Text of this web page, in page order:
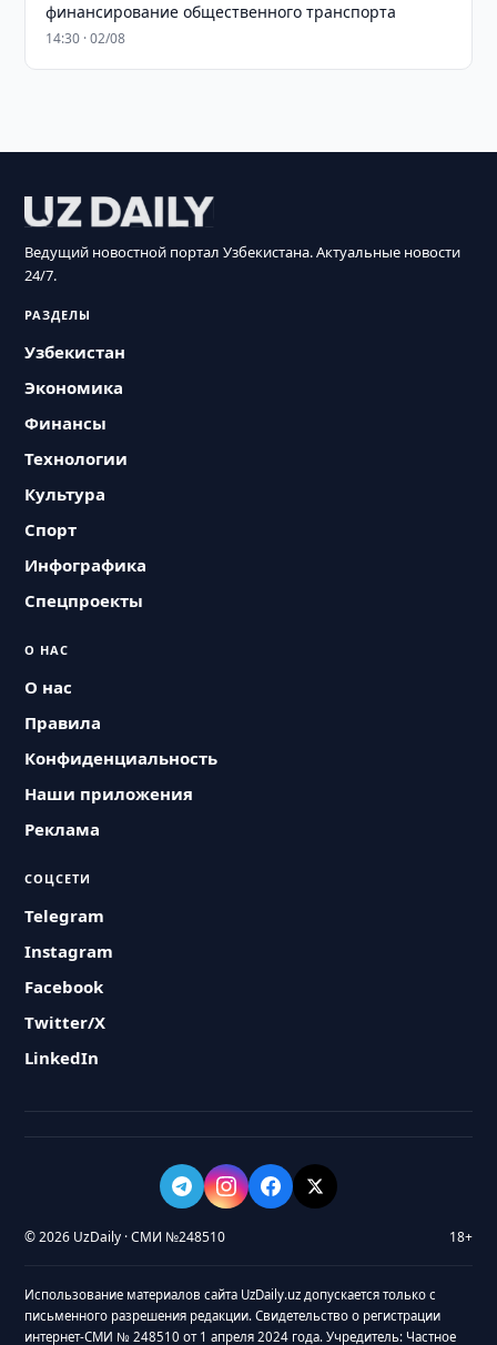
финансирование общественного транспорта
14:30 · 02/08
Ведущий новостной портал Узбекистана. Актуальные новости
24/7.
РАЗДЕЛЫ
Узбекистан
Экономика
Финансы
Технологии
Культура
Спорт
Инфографика
Спецпроекты
О НАС
О нас
Правила
Конфиденциальность
Наши приложения
Реклама
СОЦСЕТИ
Telegram
Instagram
Facebook
Twitter/X
LinkedIn
© 2026 UzDaily · СМИ №248510 18+
Использование материалов сайта UzDaily.uz допускается только с
письменного разрешения редакции. Свидетельство о регистрации
интернет-СМИ № 248510 от 1 апреля 2024 года. Учредитель: Частное